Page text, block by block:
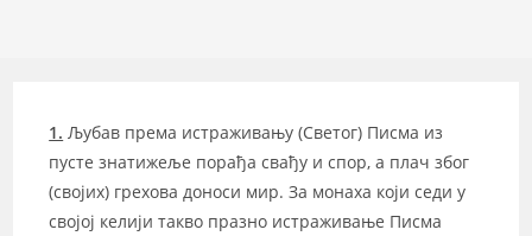
1. Љубав према истраживању (Светог) Писма из
пусте знатижеље порађа свађу и спор, а плач због
(својих) грехова доноси мир. За монаха који седи у
својој келији такво празно истраживање Писма